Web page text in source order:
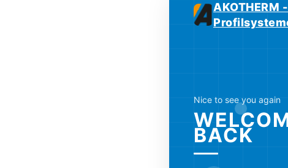
AKOTHERM
Nice to see you again
BACK